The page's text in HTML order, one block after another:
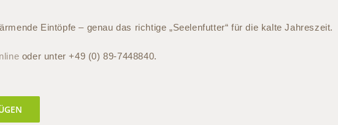
Eintöpfe – genau das richtige „Seelenfutter“ für die kalte Jahreszeit.
oder unter +49 (0) 89-7448840.